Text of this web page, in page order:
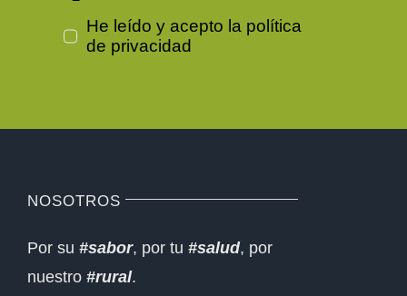
He leído y acepto la política
de privacidad
NOSOTROS
Por su #sabor, por tu #salud, por
nuestro #rural.